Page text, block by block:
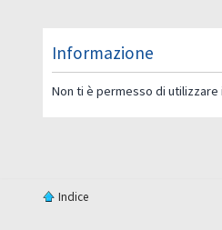
Informazione
Non ti è permesso di
Indice